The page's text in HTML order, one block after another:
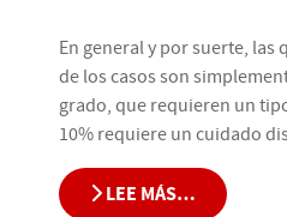
En general y por suerte, las
de los casos son
grado, que requieren un
10% requiere un cuidado
LEE MÁS…